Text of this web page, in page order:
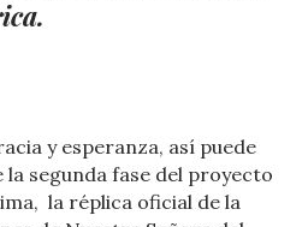
y esperanza, así puede
segunda fase del proyecto
la réplica oficial de la